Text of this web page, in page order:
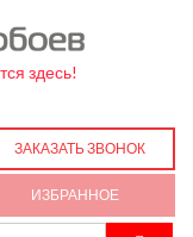
здесь!
ЗАКАЗАТЬ ЗВОНОК
ИЗБРАННОЕ